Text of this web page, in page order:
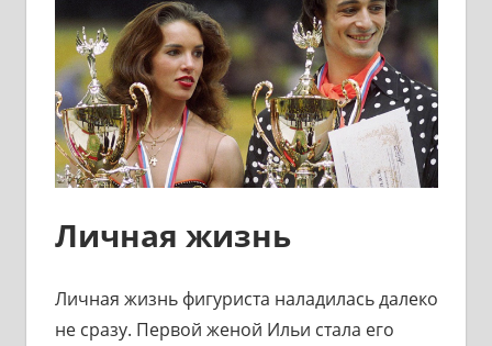
Личная жизнь
Личная жизнь фигуриста наладилась далеко
не сразу. Первой женой Ильи стала его